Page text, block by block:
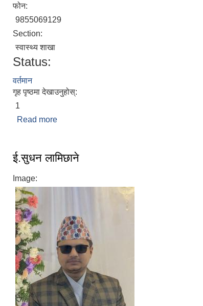
फोन:
9855069129
Section:
स्वास्थ्य शाखा
Status:
वर्तमान
गृह पृष्ठमा देखाउनुहोस्:
1
Read more
ई.सुधन लामिछाने
Image: